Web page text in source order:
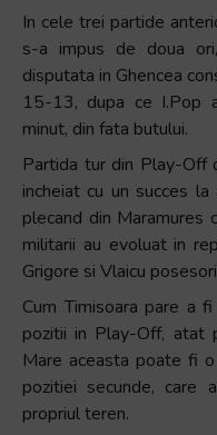
In cele trei partide
s-a impus de doua
disputata in Ghencea
15-13, dupa ce I.Pop
minut, din fata butului.
Partida tur din Play-Off
incheiat cu un succes
plecand din Maramures
militarii au evoluat in
Grigore si Vlaicu
Cum Timisoara pare a
pozitii in Play-Off, atat
Mare aceasta poate fi
pozitiei secunde, care
propriul teren.